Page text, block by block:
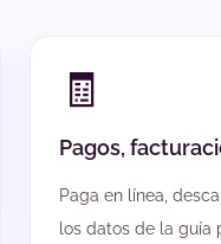
🧾
Pagos,
Paga en línea,
los datos de la guía